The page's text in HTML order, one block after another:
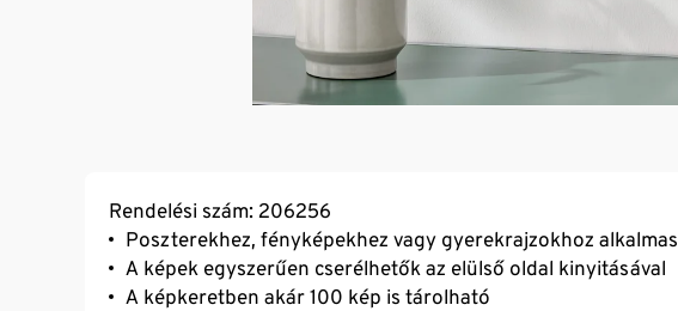
Rendelési szám: 206256
Poszterekhez, fényképekhez vagy gyerekrajzokhoz alkalmas
A képek egyszerűen cserélhetők az elülső oldal kinyitásával
A képkeretben akár 100 kép is tárolható